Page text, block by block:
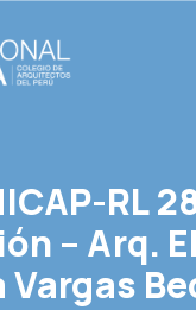
RL
– Arq.